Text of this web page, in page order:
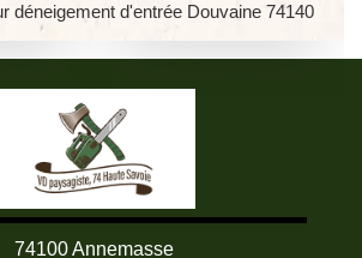
déneigement d'entrée Douvaine 74140
74100 Annemasse